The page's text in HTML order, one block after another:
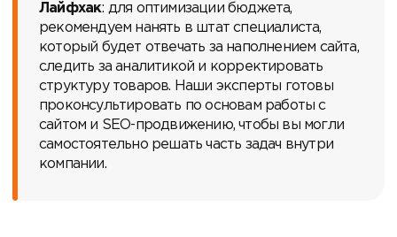
Лайфхак: для оптимизации бюджета,
рекомендуем нанять в штат специалиста,
который будет отвечать за наполнением сайта,
следить за аналитикой и корректировать
структуру товаров. Наши эксперты готовы
проконсультировать по основам работы с
сайтом и SEO-продвижению, чтобы вы могли
самостоятельно решать часть задач внутри
компании.